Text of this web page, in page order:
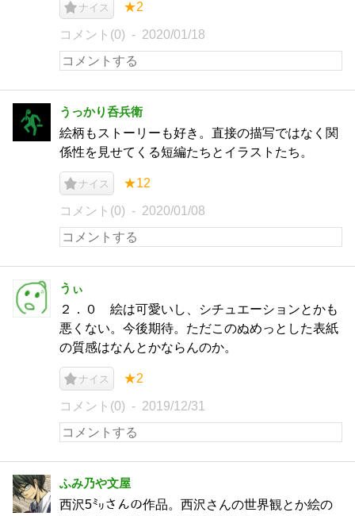
ナイス ★2
コメント(0) 2020/01/18
うっかり呑兵衛
絵柄もストーリーも好き。直接の描写ではなく関
係性を見せてくる短編たちとイラストたち。
ナイス ★12
コメント(0) 2020/01/08
うぃ
２．０ 絵は可愛いし、シチュエーションとかも
悪くない。今後期待。ただこのぬめっとした表紙
の質感はなんとかならんのか。
ナイス ★2
コメント(0) 2019/12/31
ふみ乃や文屋
西沢5㍉さんの作品。西沢さんの世界観とか絵の